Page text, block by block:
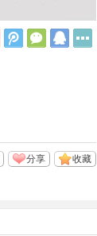
新
浪
腾
讯
微
信
Q
收藏
分享